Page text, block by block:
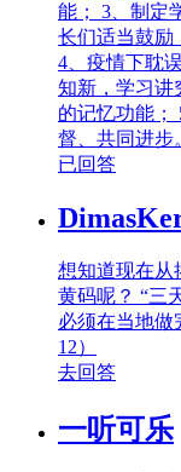
能； 3、制定
长们适当鼓励
4、疫情下耽
知新，学习讲
的记忆功能；
督、共同进步
已回答
想知道现在从
黄码呢？ “三
必须在当地做
12）
去回答
一听可乐